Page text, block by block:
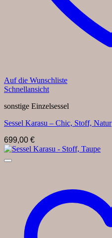
Auf die Wunschliste
Schnellansicht
sonstige Einzelsessel
Sessel Karasu – Chic, Stoff, Natur
699,00 €